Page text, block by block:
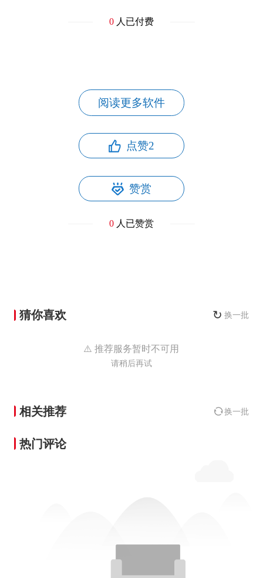
0人已付费
阅读更多软件
点赞2
赞赏
0人已赞赏
猜你喜欢 ↻ 换一批
⚠️ 推荐服务暂时不可用
请稍后再试
相关推荐 换一批
热门评论